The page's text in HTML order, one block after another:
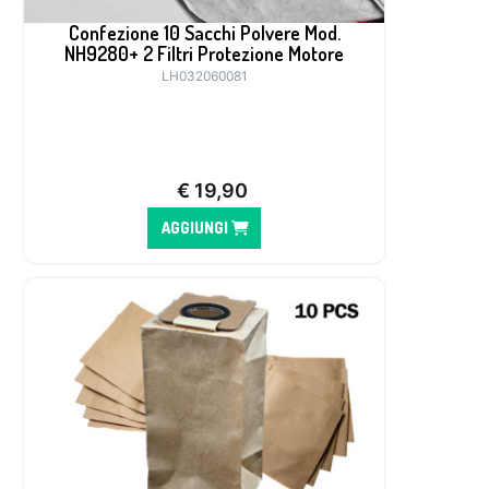
Confezione 10 Sacchi Polvere Mod.
NH9280+ 2 Filtri Protezione Motore
LH032060081
€ 19,90
AGGIUNGI